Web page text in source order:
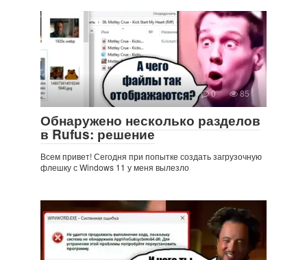
0 85
Обнаружено несколько разделов
в Rufus: решение
Всем привет! Сегодня при попытке создать загрузочную
флешку с Windows 11 у меня вылезло